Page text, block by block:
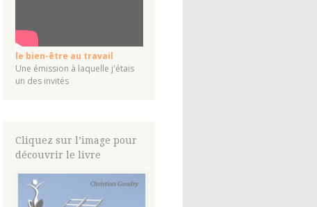
le bien-être au travail
Une émission à laquelle j'étais
un des invités
Cliquez sur l’image pour
découvrir le livre